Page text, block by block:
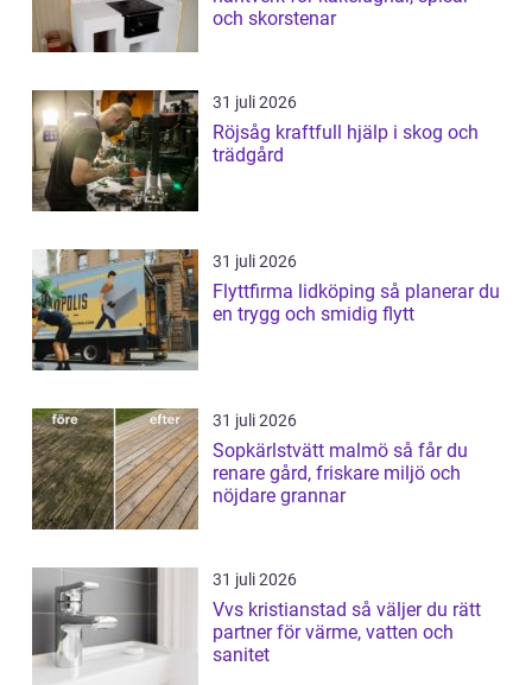
och skorstenar
31 juli 2026
Röjsåg kraftfull hjälp i skog och
trädgård
31 juli 2026
Flyttfirma lidköping så planerar du
en trygg och smidig flytt
31 juli 2026
Sopkärlstvätt malmö så får du
renare gård, friskare miljö och
nöjdare grannar
31 juli 2026
Vvs kristianstad så väljer du rätt
partner för värme, vatten och
sanitet